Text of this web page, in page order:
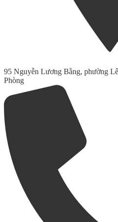
95 Nguyễn Lương Bằng, phường
Phòng